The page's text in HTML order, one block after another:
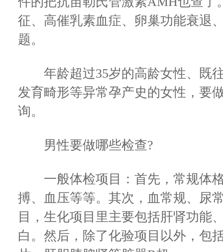
征、高催乳素血症、卵巢功能衰退
题。
年龄超过35岁的高龄女性、既
发育畸形等异常孕产史的女性，要
询。
男性要做哪些检查?
一般体检项目：首先，常规体格
搏、血压等等。其次，血常规、尿
目，生化项目里主要包括肝肾功能
白。然后，除了化验项目以外，包